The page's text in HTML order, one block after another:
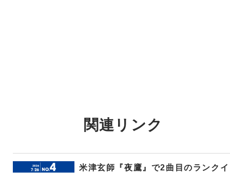
関連リンク
米津玄師『夜鷹』で2曲目のランクイ